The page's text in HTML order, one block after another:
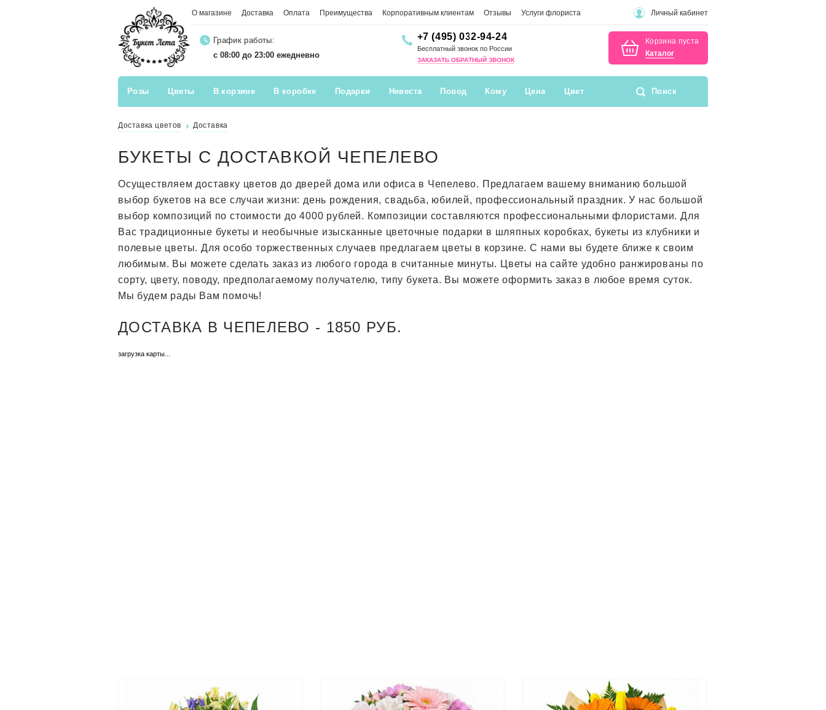
О магазине Доставка Оплата Преимущества Корпоративным клиентам Отзывы Услуги флориста Личный кабинет
График работы:
с 08:00 до 23:00 ежедневно
+7 (495) 032-94-24
Бесплатный звонок по России
ЗАКАЗАТЬ ОБРАТНЫЙ ЗВОНОК
Корзина пуста
Каталог
Розы Цветы В корзине В коробке Подарки Невеста Повод Кому Цена Цвет Поиск
Доставка цветов Доставка
БУКЕТЫ С ДОСТАВКОЙ ЧЕПЕЛЕВО
Осуществляем доставку цветов до дверей дома или офиса в Чепелево. Предлагаем вашему вниманию большой
выбор букетов на все случаи жизни: день рождения, свадьба, юбилей, профессиональный праздник. У нас большой
выбор композиций по стоимости до 4000 рублей. Композиции составляются профессиональными флористами. Для
Вас традиционные букеты и необычные изысканные цветочные подарки в шляпных коробках, букеты из клубники и
полевые цветы. Для особо торжественных случаев предлагаем цветы в корзине. С нами вы будете ближе к своим
любимым. Вы можете сделать заказ из любого города в считанные минуты. Цветы на сайте удобно ранжированы по
сорту, цвету, поводу, предполагаемому получателю, типу букета. Вы можете оформить заказ в любое время суток.
Мы будем рады Вам помочь!
ДОСТАВКА В ЧЕПЕЛЕВО - 1850 РУБ.
загрузка карты...